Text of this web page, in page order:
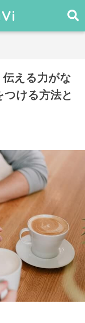
える力がな
ける方法と